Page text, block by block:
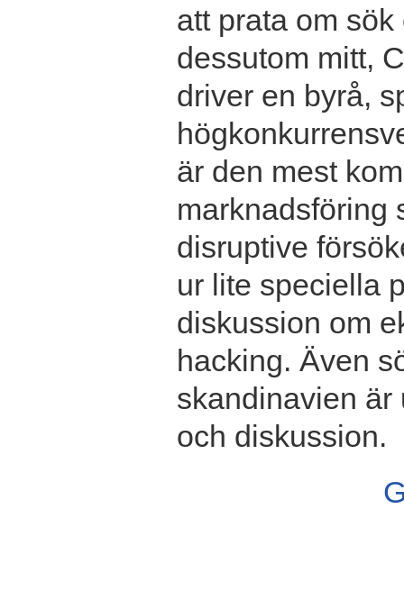
att prata om
dessutom mitt,
driver en byrå,
är den mest
marknadsföring
disruptive
ur lite speciella
diskussion om
hacking. Även
skandinavien är
och diskussion.